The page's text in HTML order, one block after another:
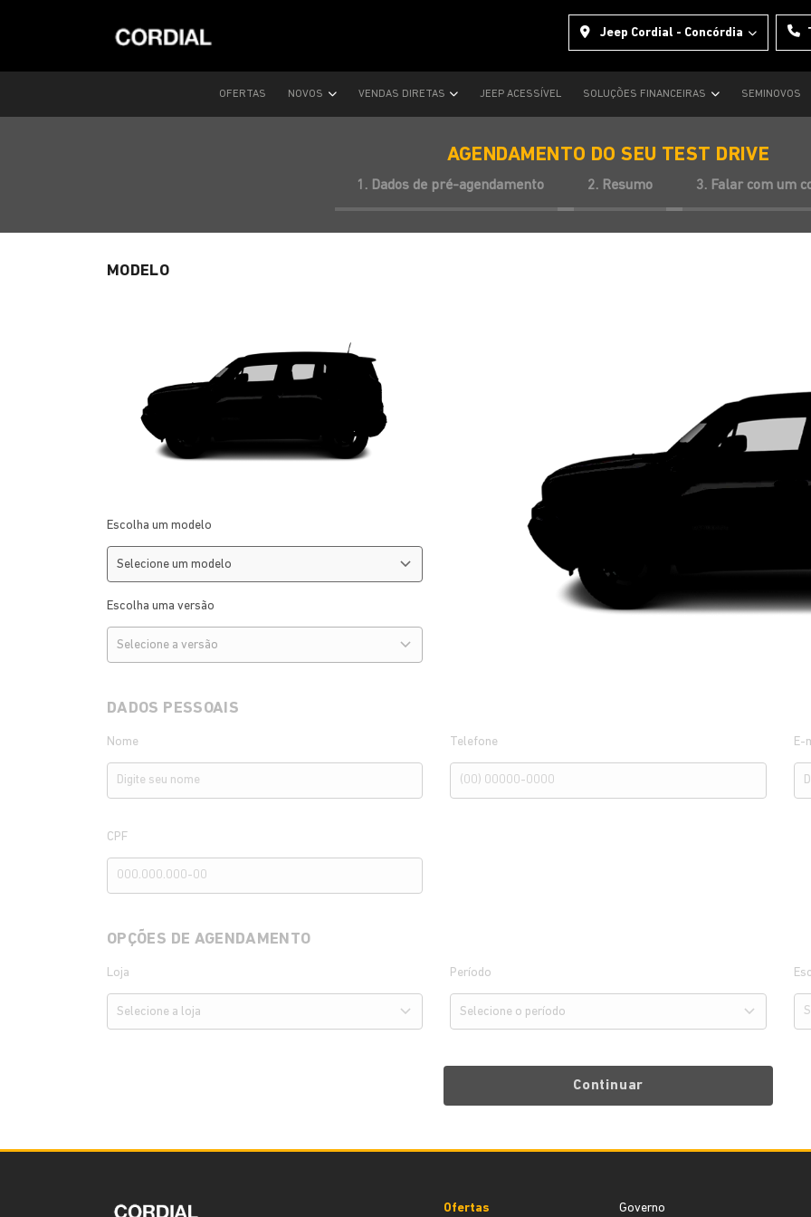
Jeep Cordial - Concórdia
OFERTAS NOVOS VENDAS DIRETAS JEEP ACESSÍVEL SOLUÇÕES FINANCEIRAS SEMINOVOS
AGENDAMENTO DO SEU TEST DRIVE
1. Dados de pré-agendamento 2. Resumo 3. Falar com um
MODELO
Escolha um modelo
Escolha uma versão
DADOS PESSOAIS
Nome Telefone E-
CPF
OPÇÕES DE AGENDAMENTO
Loja Período
Continuar
Ofertas Governo